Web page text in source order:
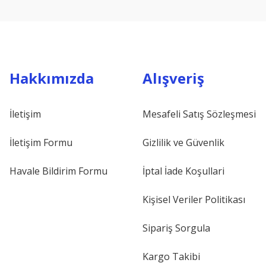
Hakkımızda
İletişim
İletişim Formu
Havale Bildirim Formu
Alışveriş
Mesafeli Satış Sözleşmesi
Gizlilik ve Güvenlik
İptal İade Koşullari
Kişisel Veriler Politikası
Sipariş Sorgula
Kargo Takibi